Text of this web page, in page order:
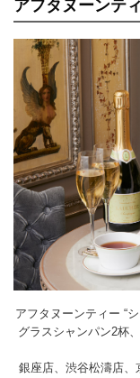
アフタヌーンテ
アフタヌーンティー
グラスシャンパン2杯
銀座店、渋谷松濤店